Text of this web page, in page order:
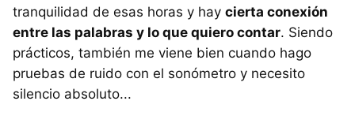
tranquilidad de esas horas y hay cierta conexión
entre las palabras y lo que quiero contar. Siendo
prácticos, también me viene bien cuando hago
pruebas de ruido con el sonómetro y necesito
silencio absoluto...